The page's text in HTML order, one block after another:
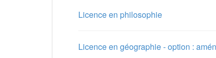
Licence en philosophie
Licence en géographie - option :